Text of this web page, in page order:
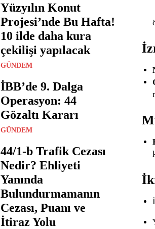
Yüzyılın Konut
Projesi’nde Bu Hafta!
10 ilde daha kura
çekilişi yapılacak
GÜNDEM
İBB’de 9. Dalga
Operasyon: 44
Gözaltı Kararı
GÜNDEM
44/1-b Trafik Cezası
Nedir? Ehliyeti
Yanında
Bulundurmamanın
Cezası, Puanı ve
İtiraz Yolu